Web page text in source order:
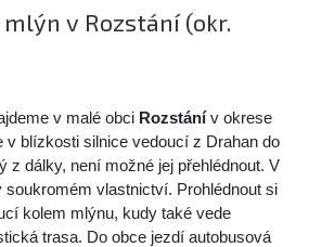
v Rozstání (okr.
v malé obci Rozstánív okrese
v blízkosti silnice vedoucí z Drahan do
z dálky, není možné jej přehlédnout. V
soukromém vlastnictví. Prohlédnout si
kolem mlýnu, kudy také vede
trasa. Do obce jezdí autobusová